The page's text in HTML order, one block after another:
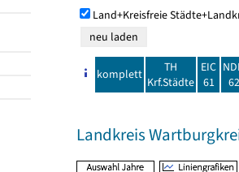
Land+Kreisfreie
komplett
TH
Krf.Städte
EIC
61
62
Landkreis